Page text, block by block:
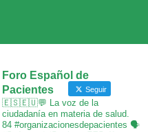
Foro Español de
Pacientes
Seguir
🇪🇸🇪🇺💬 La voz de la
ciudadanía en materia de salud.
84 #organizacionesdepacientes 🗣